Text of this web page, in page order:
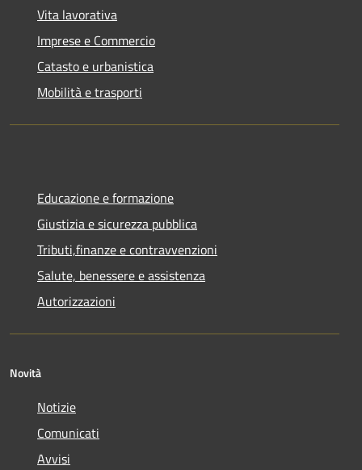
Vita lavorativa
Imprese e Commercio
Catasto e urbanistica
Mobilità e trasporti
Educazione e formazione
Giustizia e sicurezza pubblica
Tributi,finanze e contravvenzioni
Salute, benessere e assistenza
Autorizzazioni
Novità
Notizie
Comunicati
Avvisi